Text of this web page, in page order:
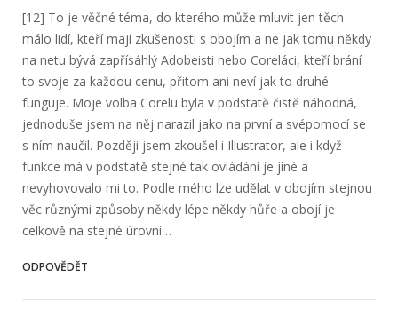
[12] To je věčné téma, do kterého může mluvit jen těch
málo lidí, kteří mají zkušenosti s obojím a ne jak tomu někdy
na netu bývá zapřísáhlý Adobeisti nebo Coreláci, kteří brání
to svoje za každou cenu, přitom ani neví jak to druhé
funguje. Moje volba Corelu byla v podstatě čistě náhodná,
jednoduše jsem na něj narazil jako na první a svépomocí se
s ním naučil. Později jsem zkoušel i Illustrator, ale i když
funkce má v podstatě stejné tak ovládání je jiné a
nevyhovovalo mi to. Podle mého lze udělat v obojím stejnou
věc různými způsoby někdy lépe někdy hůře a obojí je
celkově na stejné úrovni…
ODPOVĚDĚT